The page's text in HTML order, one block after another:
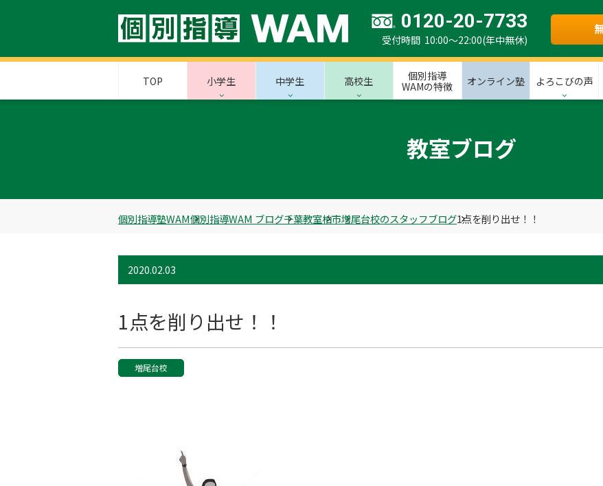
0120-20-7733
受付時間 10:00～22:00(年中無休)
TOP 小学生 中学生 高校生
個別指導
WAMの特徴
オンライン塾 よろこびの声
教室ブログ
個別指導塾WAM個別指導WAM ブログ千葉教室柏市増尾台校のスタッフブログ1点を削り出せ！！
2020.02.03
1点を削り出せ！！
増尾台校